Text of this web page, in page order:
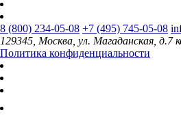
8 (800) 234-05-08 +7 (495) 745-05-08
129345, Москва, ул. Магаданская, д.7
Политика конфиденциальности